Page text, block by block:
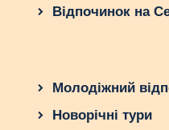
Відпочинок на
Молодіжний
Новорічні тури